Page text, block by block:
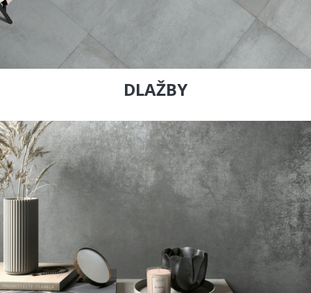
DLAŽBY